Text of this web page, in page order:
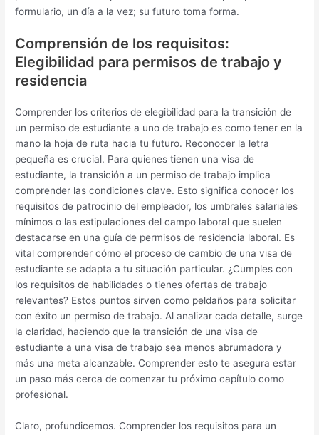
formulario, un día a la vez; su futuro toma forma.
Comprensión de los requisitos:
Elegibilidad para permisos de trabajo y
residencia
Comprender los criterios de elegibilidad para la transición de
un permiso de estudiante a uno de trabajo es como tener en la
mano la hoja de ruta hacia tu futuro. Reconocer la letra
pequeña es crucial. Para quienes tienen una visa de
estudiante, la transición a un permiso de trabajo implica
comprender las condiciones clave. Esto significa conocer los
requisitos de patrocinio del empleador, los umbrales salariales
mínimos o las estipulaciones del campo laboral que suelen
destacarse en una guía de permisos de residencia laboral. Es
vital comprender cómo el proceso de cambio de una visa de
estudiante se adapta a tu situación particular. ¿Cumples con
los requisitos de habilidades o tienes ofertas de trabajo
relevantes? Estos puntos sirven como peldaños para solicitar
con éxito un permiso de trabajo. Al analizar cada detalle, surge
la claridad, haciendo que la transición de una visa de
estudiante a una visa de trabajo sea menos abrumadora y
más una meta alcanzable. Comprender esto te asegura estar
un paso más cerca de comenzar tu próximo capítulo como
profesional.
Claro, profundicemos. Comprender los requisitos para un